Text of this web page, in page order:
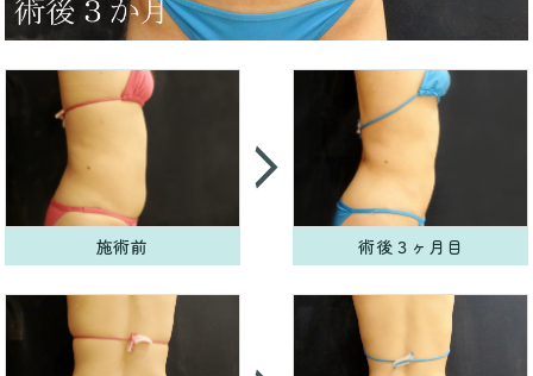
施術前 術後３ヶ月目